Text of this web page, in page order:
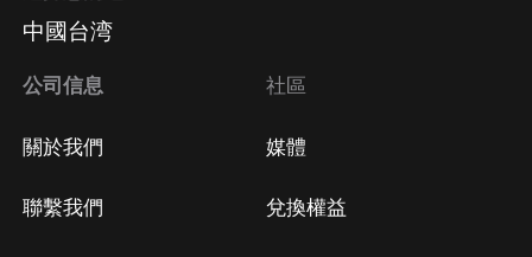
中國台湾
公司信息
關於我們
聯繫我們
社區
媒體
兌換權益